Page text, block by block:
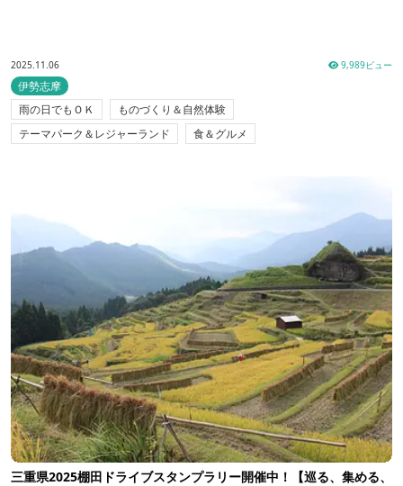
2025.11.06 9,989ビュー
伊勢志摩
雨の日でもＯＫ
ものづくり＆自然体験
テーマパーク＆レジャーランド
食＆グルメ
三重県2025棚田ドライブスタンプラリー開催中！【巡る、集める、